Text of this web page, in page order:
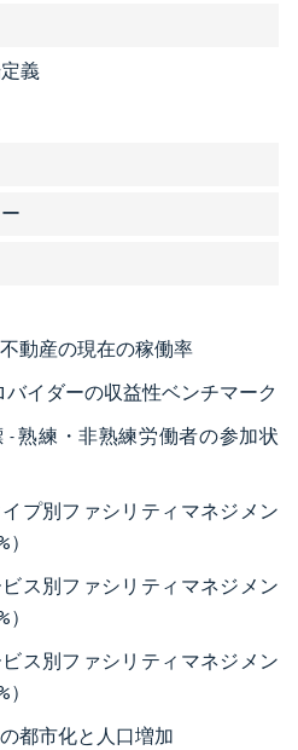
義
動産の現在の稼働率
バイダーの収益性ベンチマーク
- 熟練・非熟練労働者の参加状
プ別ファシリティマネジメン
ス別ファシリティマネジメン
ス別ファシリティマネジメン
都市化と人口増加